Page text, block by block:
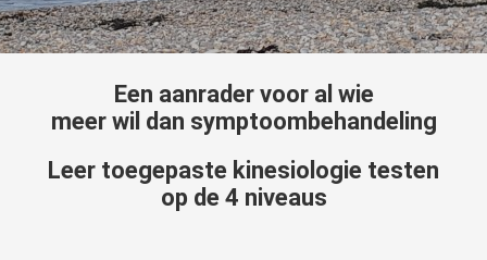
Een aanrader voor al wie
meer wil dan symptoombehandeling
Leer toegepaste kinesiologie testen
op de 4 niveaus